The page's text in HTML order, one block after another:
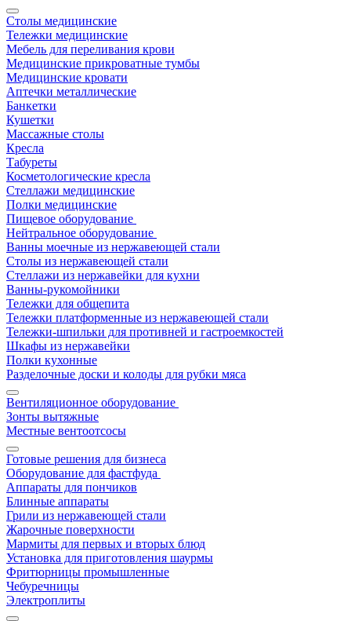
Столы медицинские
Тележки медицинские
Мебель для переливания крови
Медицинские прикроватные тумбы
Медицинские кровати
Аптечки металлические
Банкетки
Кушетки
Массажные столы
Кресла
Табуреты
Косметологические кресла
Стеллажи медицинские
Полки медицинские
Пищевое оборудование
Нейтральное оборудование
Ванны моечные из нержавеющей стали
Столы из нержавеющей стали
Стеллажи из нержавейки для кухни
Ванны-рукомойники
Тележки для общепита
Тележки платформенные из нержавеющей стали
Тележки-шпильки для противней и гастроемкостей
Шкафы из нержавейки
Полки кухонные
Разделочные доски и колоды для рубки мяса
Вентиляционное оборудование
Зонты вытяжные
Местные вентоотсосы
Готовые решения для бизнеса
Оборудование для фастфуда
Аппараты для пончиков
Блинные аппараты
Грили из нержавеющей стали
Жарочные поверхности
Мармиты для первых и вторых блюд
Установка для приготовления шаурмы
Фритюрницы промышленные
Чебуречницы
Электроплиты